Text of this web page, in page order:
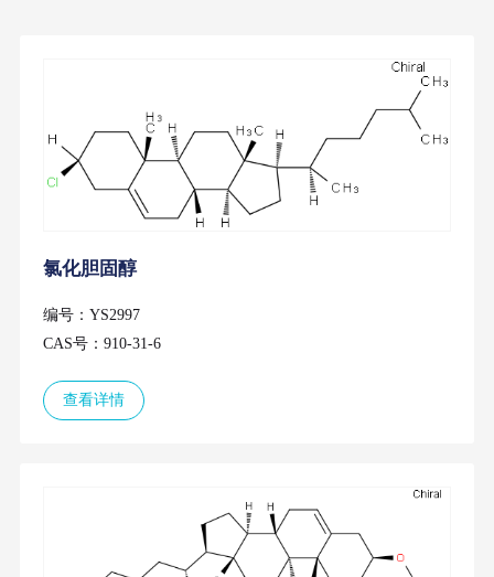
氯化胆固醇
编号：YS2997
CAS号：910-31-6
查看详情